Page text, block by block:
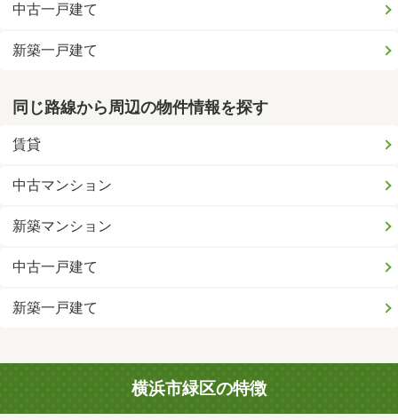
中古一戸建て
新築一戸建て
同じ路線から周辺の物件情報を探す
賃貸
中古マンション
新築マンション
中古一戸建て
新築一戸建て
横浜市緑区の特徴